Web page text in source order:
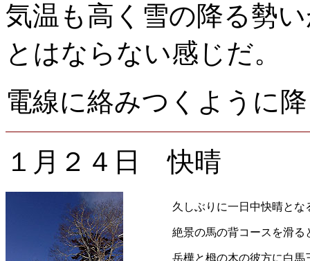
気温も高く雪の降る勢
とはならない感じだ。
電線に絡みつくように
１月２４日 快晴
久しぶりに一日中快晴とな
絶景の馬の背コースを滑る
岳樺と栂の木の彼方に白馬